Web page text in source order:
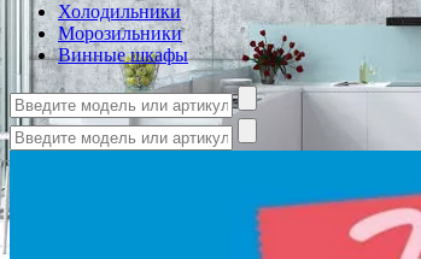
Холодильники
Морозильники
Винные шкафы